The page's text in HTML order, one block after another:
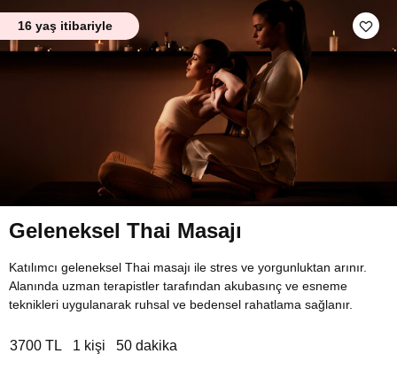
16 yaş itibariyle
Geleneksel Thai Masajı
Katılımcı geleneksel Thai masajı ile stres ve yorgunluktan arınır.
Alanında uzman terapistler tarafından akubasınç ve esneme
teknikleri uygulanarak ruhsal ve bedensel rahatlama sağlanır.
3700 TL 1 kişi 50 dakika